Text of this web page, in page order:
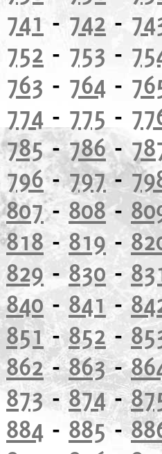
741 - 742 -
752 - 753 -
763 - 764 -
774 - 775 -
785-786-
796-797-
807- 808-
818-819 -
829-830 -
840 - 841 -
851-852-
862-863-
873-874-
884 - 885-